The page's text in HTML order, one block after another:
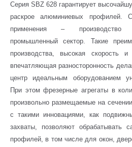
Серия SBZ 628 гарантирует
раскрое алюминиевых профилей.
применения – производство
промышленный сектор. Такие
производства, высокая скорость
впечатляющая разносторонность
центр идеальным оборудованием
При этом фрезерные агрегаты в
произвольно размещаемые на
с такими инновациями, как
захваты, позволяют обрабатывать
профилей, в том числе для окон,